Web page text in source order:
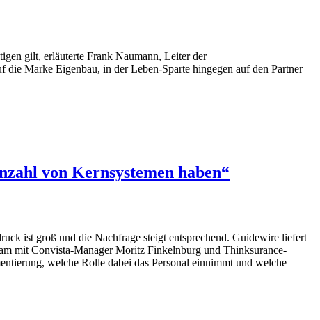
gilt, erläuterte Frank Naumann, Leiter der
Marke Eigenbau, in der Leben-Sparte hingegen auf den Partner
von Kernsystemen haben“
ist groß und die Nachfrage steigt entsprechend. Guidewire liefert
mit Convista-Manager Moritz Finkelnburg und Thinksurance-
welche Rolle dabei das Personal einnimmt und welche